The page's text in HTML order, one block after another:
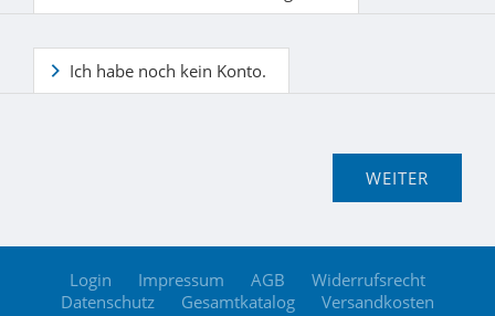
Ich habe noch kein Konto.
Login Impressum AGB
Widerrufsrecht
Datenschutz
Gesamtkatalog
Versandkosten